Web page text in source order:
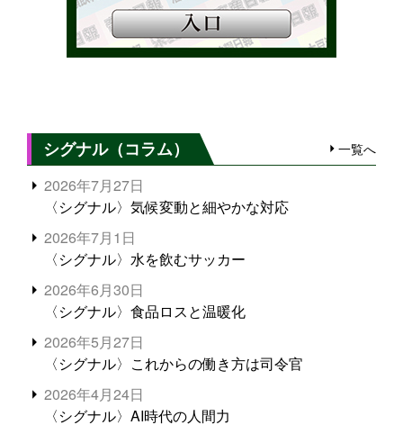
シグナル（コラム） 一覧へ
2026年7月27日
〈シグナル〉気候変動と細やかな対応
2026年7月1日
〈シグナル〉水を飲むサッカー
2026年6月30日
〈シグナル〉食品ロスと温暖化
2026年5月27日
〈シグナル〉これからの働き方は司令官
2026年4月24日
〈シグナル〉AI時代の人間力